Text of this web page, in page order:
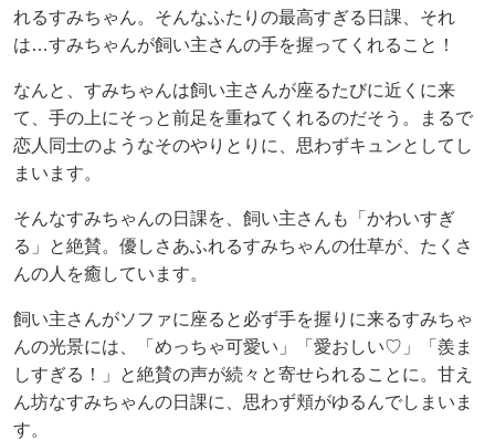
れるすみちゃん。そんなふたりの最高すぎる日課、それ
は…すみちゃんが飼い主さんの手を握ってくれること！
なんと、すみちゃんは飼い主さんが座るたびに近くに来
て、手の上にそっと前足を重ねてくれるのだそう。まるで
恋人同士のようなそのやりとりに、思わずキュンとしてし
まいます。
そんなすみちゃんの日課を、飼い主さんも「かわいすぎ
る」と絶賛。優しさあふれるすみちゃんの仕草が、たくさ
んの人を癒しています。
飼い主さんがソファに座ると必ず手を握りに来るすみちゃ
んの光景には、「めっちゃ可愛い」「愛おしい♡」「羨ま
しすぎる！」と絶賛の声が続々と寄せられることに。甘え
ん坊なすみちゃんの日課に、思わず頬がゆるんでしまいま
す。